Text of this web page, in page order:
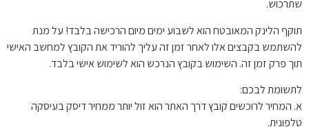
שתרכוש.
תוקף הלינק המאובטח הוא לשבוע ימים מיום הרכישה בלבד! על מנת
להשתמש בקבצים אלו לאחר זמן זה עליך להוריד את הקובץ למחשב האישי
תוך פרק זמן זה. השימוש בקובץ הנרכש הוא לשימוש אישי בלבד.
לתשומת לבכם:
א. המחיר לרוכשים קובץ דרך האתר הוא זול יותר ממחיר דיסק בעיסקה
טלפונית.